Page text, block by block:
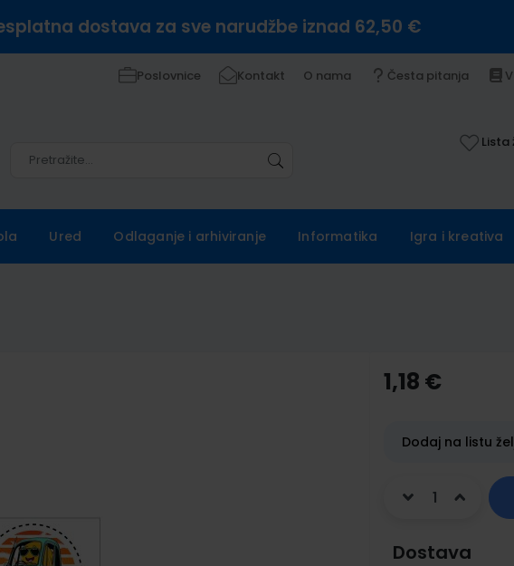
dostava za sve narudžbe iznad 62,50 €
Poslovnice Kontakt O nama Česta pitanja
Lista
Ured Odlaganje i arhiviranje Informatika Igra i kreativa
1,18 €
Dodaj na listu
Dostava